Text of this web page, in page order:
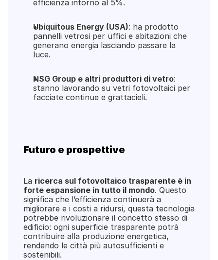
efficienza intorno al 5%.
Ubiquitous Energy (USA): ha prodotto
pannelli vetrosi per uffici e abitazioni che
generano energia lasciando passare la
luce.
NSG Group e altri produttori di vetro:
stanno lavorando su vetri fotovoltaici per
facciate continue e grattacieli.
Futuro e prospettive
La ricerca sul fotovoltaico trasparente è in
forte espansione in tutto il mondo. Questo
significa che l’efficienza continuerà a
migliorare e i costi a ridursi, questa tecnologia
potrebbe rivoluzionare il concetto stesso di
edificio: ogni superficie trasparente potrà
contribuire alla produzione energetica,
rendendo le città più autosufficienti e
sostenibili.